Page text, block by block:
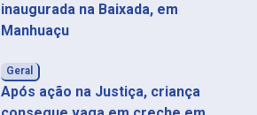
inaugurada na Baixada, em
Manhuaçu
Geral
Após ação na Justiça, criança